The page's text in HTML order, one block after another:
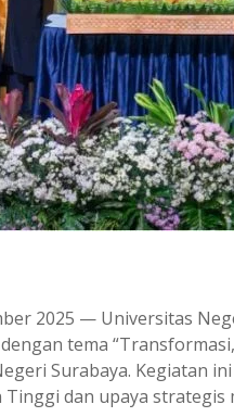
2025 — Universitas
tema
Surabaya. Kegiatan
dan upaya